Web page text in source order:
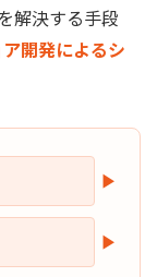
解決する手段
開発によるシ
▶
▶